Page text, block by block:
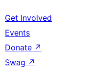
Get Involved
Events
Donate ↗
Swag ↗